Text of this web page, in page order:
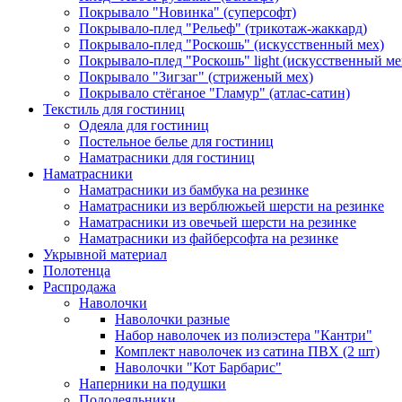
Покрывало "Новинка" (суперсофт)
Покрывало-плед "Рельеф" (трикотаж-жаккард)
Покрывало-плед "Роскошь" (искусственный мех)
Покрывало-плед "Роскошь" light (искусственный
Покрывало "Зигзаг" (стриженый мех)
Покрывало стёганое "Гламур" (атлас-сатин)
Текстиль для гостиниц
Одеяла для гостиниц
Постельное белье для гостиниц
Наматрасники для гостиниц
Наматрасники
Наматрасники из бамбука на резинке
Наматрасники из верблюжьей шерсти на резинке
Наматрасники из овечьей шерсти на резинке
Наматрасники из файберсофта на резинке
Укрывной материал
Полотенца
Распродажа
Наволочки
Наволочки разные
Набор наволочек из полиэстера "Кантри"
Комплект наволочек из сатина ПВХ (2 шт)
Наволочки "Кот Барбарис"
Наперники на подушки